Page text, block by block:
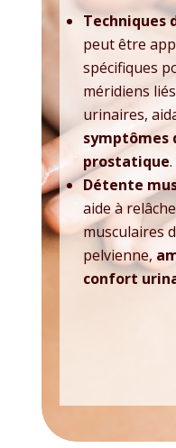
Techniques
peut être
spécifiques
méridiens
urinaires,
symptômes
prostatique.
Détente
aide à
musculaires
pelvienne,
confort